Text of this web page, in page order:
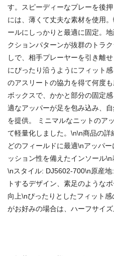
す。スピーディーなプレーを後
には、薄くて丈夫な素材を使用
ールにしっかりと最適に固定。
クションパターンが抜群のトラ
しで、相手プレーヤーを引き離
にぴったり沿うようにフィット
のアスリートの協力を得て何度
ボックスで、かかと部分の固定
適なアッパーが足を包み込み、
を提供。 ミニマルなニットのア
て軽量化しました。\n\n商品の
どのフィールドに最適\nアッパ
ッション性を備えたインソール
\nスタイル: DJ5602-700\n原産
トするデザイン、素足のような
向上\nぴったりとしたフィット
がお好みの場合は、ハーフサイ